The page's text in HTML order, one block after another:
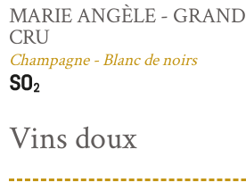
MARIE ANGÈLE - GRAND
CRU
Champagne - Blanc de noirs
Vins doux